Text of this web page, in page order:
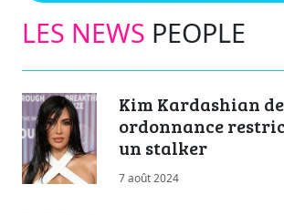
LES NEWS PEOPLE
Kim Kardashian
ordonnance
un stalker
7 août 2024